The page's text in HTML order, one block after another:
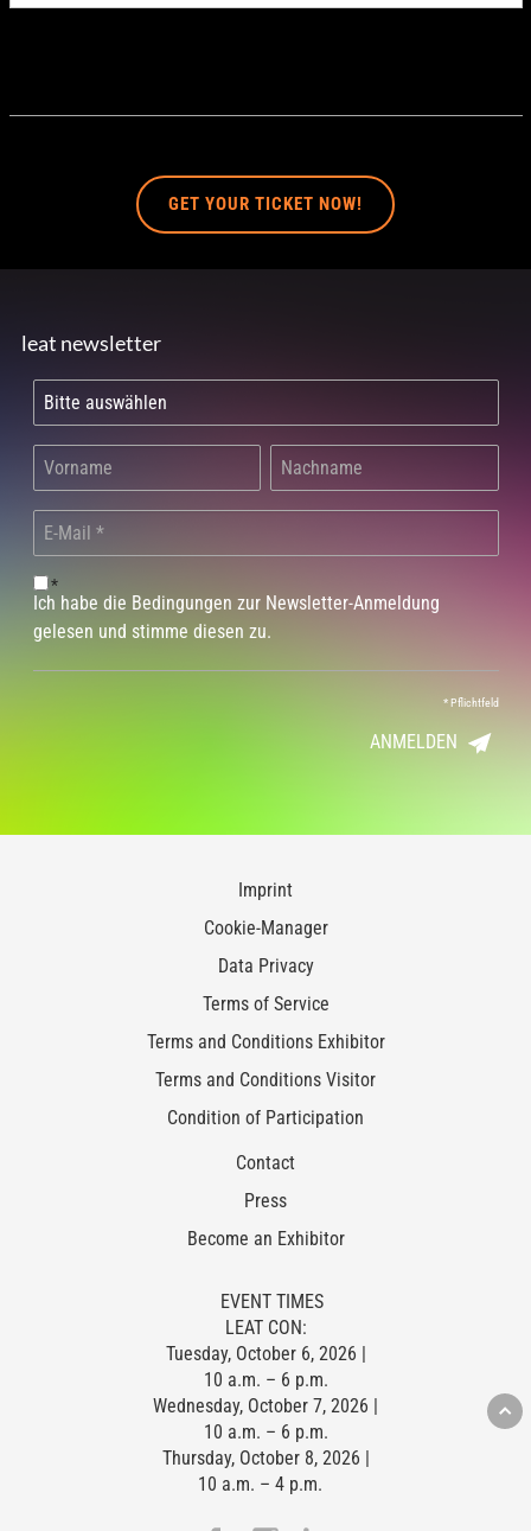
GET YOUR TICKET NOW!
leat newsletter
*
Ich habe die Bedingungen zur Newsletter-Anmeldung
gelesen und stimme diesen zu.
*Pflichtfeld
ANMELDEN
Imprint
Cookie-Manager
Data Privacy
Terms of Service
Terms and Conditions Exhibitor
Terms and Conditions Visitor
Condition of Participation
Contact
Press
Become an Exhibitor
EVENT TIMES
LEAT CON:
Tuesday, October 6, 2026 |
10 a.m. – 6 p.m.
Wednesday, October 7, 2026 |
10 a.m. – 6 p.m.
Thursday, October 8, 2026 |
10 a.m. – 4 p.m.